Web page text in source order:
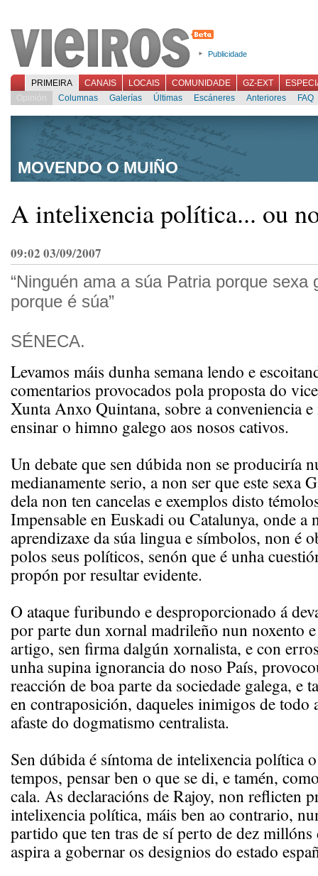
Publicidade
PRIMEIRA CANAIS LOCAIS COMUNIDADE GZ-EXT
Opinión
Columnas Galerías Últimas Escáneres Anteriores FAQ
MOVENDO O MUIÑO
A intelixencia política... ou
09:02 03/09/2007
“Ninguén ama a súa Patria porque sexa
porque é súa”
SÉNECA.
Levamos máis dunha semana lendo e
comentarios provocados pola proposta do
Xunta Anxo Quintana, sobre a conveniencia e
ensinar o himno galego aos nosos cativos.
Un debate que sen dúbida non se produciría
medianamente serio, a non ser que este sexa
dela non ten cancelas e exemplos disto
Impensable en Euskadi ou Catalunya, onde a
aprendizaxe da súa lingua e símbolos, non é
polos seus políticos, senón que é unha
propón por resultar evidente.
O ataque furibundo e desproporcionado á
por parte dun xornal madrileño nun noxento
artigo, sen firma dalgún xornalista, e con
unha supina ignorancia do noso País,
reacción de boa parte da sociedade galega, e
en contraposición, daqueles inimigos de todo
afaste do dogmatismo centralista.
Sen dúbida é síntoma de intelixencia política
tempos, pensar ben o que se di, e tamén,
cala. As declaracións de Rajoy, non reflicten
intelixencia política, máis ben ao contrario,
partido que ten tras de sí perto de dez millóns
aspira a gobernar os designios do estado